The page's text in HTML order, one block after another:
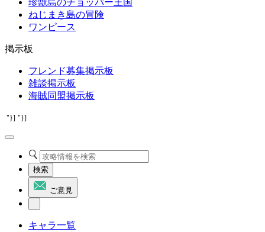
珍獣島のチョッパー王国
ねじまき島の冒険
ワンピース
掲示板
フレンド募集掲示板
雑談掲示板
海賊同盟掲示板
"}] "}]
検索
ご意見
キャラ一覧